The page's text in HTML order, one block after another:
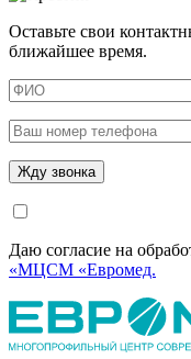
Оставьте свои
ближайшее время.
Даю согласие на
«МЦСМ «Евромед.